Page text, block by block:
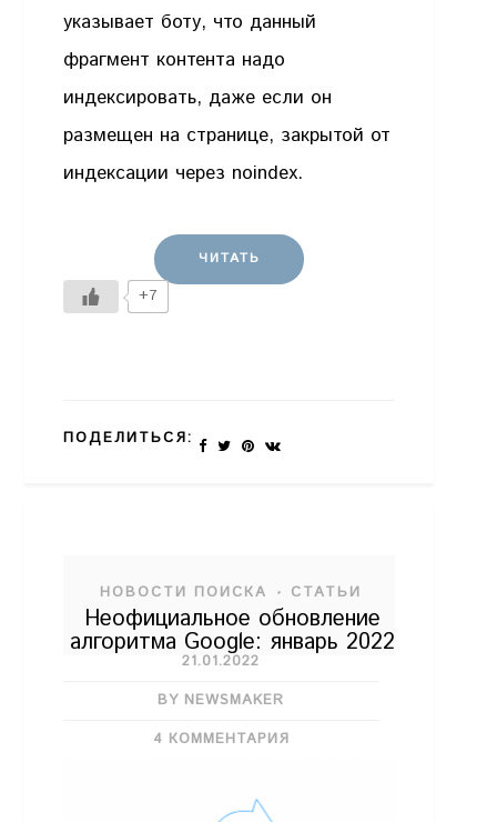
указывает боту, что данный
фрагмент контента надо
индексировать, даже если он
размещен на странице, закрытой от
индексации через noindex.
ЧИТАТЬ
+7
ПОДЕЛИТЬСЯ:
НОВОСТИ ПОИСКА • СТАТЬИ
Неофициальное обновление
алгоритма Google: январь 2022
21.01.2022
BY NEWSMAKER
4 КОММЕНТАРИЯ